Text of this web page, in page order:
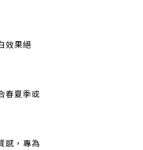
效果絕
春夏季或
感，專為